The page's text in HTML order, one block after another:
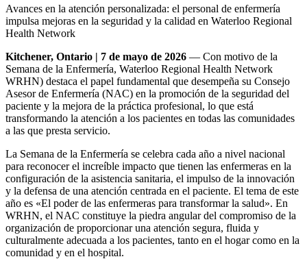
Avances en la atención personalizada: el personal de enfermería
impulsa mejoras en la seguridad y la calidad en Waterloo Regional
Health Network
Kitchener, Ontario | 7 de mayo de 2026 — Con motivo de la
Semana de la Enfermería, Waterloo Regional Health Network
WRHN) destaca el papel fundamental que desempeña su Consejo
Asesor de Enfermería (NAC) en la promoción de la seguridad del
paciente y la mejora de la práctica profesional, lo que está
transformando la atención a los pacientes en todas las comunidades
a las que presta servicio.
La Semana de la Enfermería se celebra cada año a nivel nacional
para reconocer el increíble impacto que tienen las enfermeras en la
configuración de la asistencia sanitaria, el impulso de la innovación
y la defensa de una atención centrada en el paciente. El tema de este
año es «El poder de las enfermeras para transformar la salud». En
WRHN, el NAC constituye la piedra angular del compromiso de la
organización de proporcionar una atención segura, fluida y
culturalmente adecuada a los pacientes, tanto en el hogar como en la
comunidad y en el hospital.